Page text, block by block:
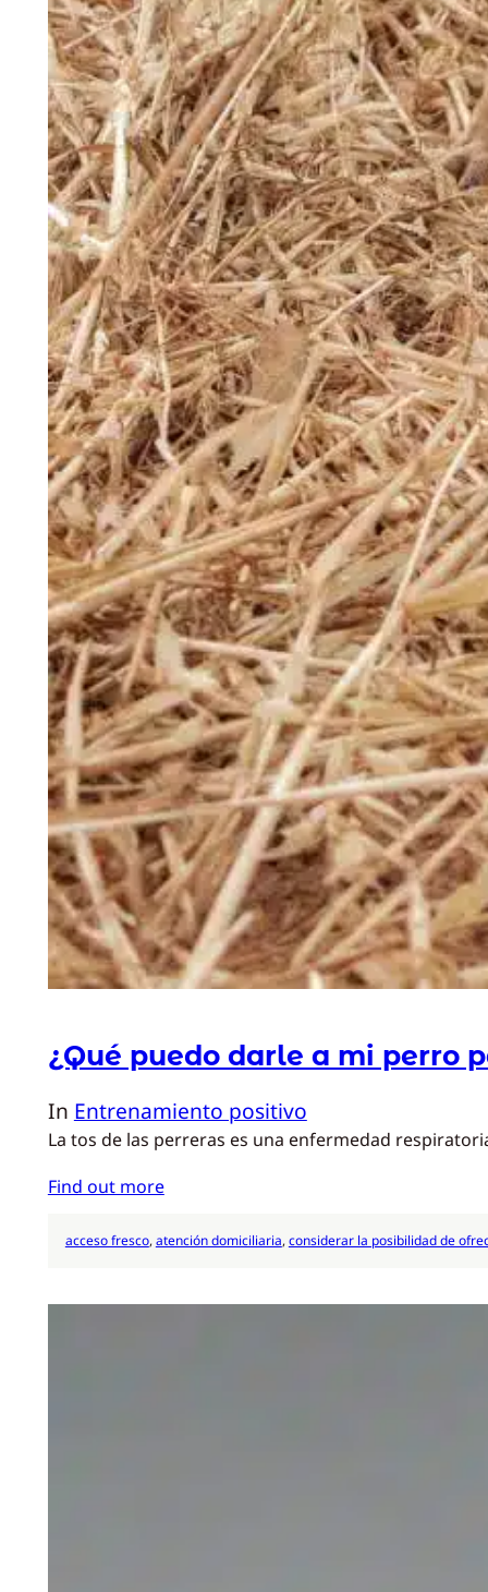
¿Qué puedo darle a mi perro
In Entrenamiento positivo
La tos de las perreras es una enfermedad
Find out more
acceso fresco, atención domiciliaria, considerar la posibilidad de